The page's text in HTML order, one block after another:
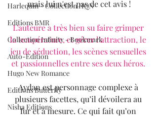
Harlequin - Collection HQN
Editions BMR
Collection Infinity - Bookmark
Auto-Edition
Hugo New Romance
Editions Butterfly
Nisha Editions
mais lui n'est pas de cet avis !
L’auteure a très bien su faire grimper
la température, et gérer l’attraction, le
jeu de séduction, les scènes sensuelles
et passionnelles entre ses deux héros.
Aydan est personnage complexe à
plusieurs facettes, qu’il dévoilera au
fur et à mesure. Ce qui fait qu’on